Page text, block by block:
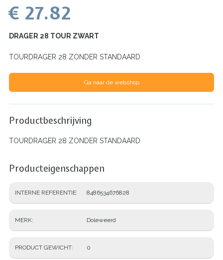
€ 27.82
DRAGER 28 TOUR ZWART
TOURDRAGER 28 ZONDER STANDAARD
Ga naar de webshop
Productbeschrijving
TOURDRAGER 28 ZONDER STANDAARD
Producteigenschappen
INTERNE REFERENTIE 8486534676828
MERK Doleweerd
PRODUCT GEWICHT 0